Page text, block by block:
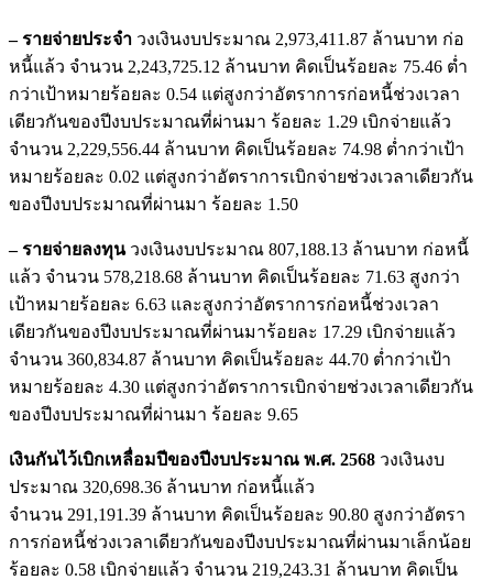
– รายจ่ายประจำ วงเงินงบประมาณ 2,973,411.87 ล้านบาท ก่อ
หนี้แล้ว จำนวน 2,243,725.12 ล้านบาท คิดเป็นร้อยละ 75.46 ต่ำ
กว่าเป้าหมายร้อยละ 0.54 แต่สูงกว่าอัตราการก่อหนี้ช่วงเวลา
เดียวกันของปีงบประมาณที่ผ่านมา ร้อยละ 1.29 เบิกจ่ายแล้ว
จำนวน 2,229,556.44 ล้านบาท คิดเป็นร้อยละ 74.98 ต่ำกว่าเป้า
หมายร้อยละ 0.02 แต่สูงกว่าอัตราการเบิกจ่ายช่วงเวลาเดียวกัน
ของปีงบประมาณที่ผ่านมา ร้อยละ 1.50
– รายจ่ายลงทุนวงเงินงบประมาณ 807,188.13 ล้านบาท ก่อหนี้
แล้ว จำนวน 578,218.68 ล้านบาท คิดเป็นร้อยละ 71.63 สูงกว่า
เป้าหมายร้อยละ 6.63 และสูงกว่าอัตราการก่อหนี้ช่วงเวลา
เดียวกันของปีงบประมาณที่ผ่านมาร้อยละ 17.29 เบิกจ่ายแล้ว
จำนวน 360,834.87 ล้านบาท คิดเป็นร้อยละ 44.70 ต่ำกว่าเป้า
หมายร้อยละ 4.30 แต่สูงกว่าอัตราการเบิกจ่ายช่วงเวลาเดียวกัน
ของปีงบประมาณที่ผ่านมา ร้อยละ 9.65
เงินกันไว้เบิกเหลื่อมปีของปีงบประมาณ พ.ศ. 2568 วงเงินงบ
ประมาณ 320,698.36 ล้านบาท ก่อหนี้แล้ว
จำนวน 291,191.39 ล้านบาท คิดเป็นร้อยละ 90.80 สูงกว่าอัตรา
การก่อหนี้ช่วงเวลาเดียวกันของปีงบประมาณที่ผ่านมาเล็กน้อย
ร้อยละ 0.58 เบิกจ่ายแล้ว จำนวน 219,243.31 ล้านบาท คิดเป็น